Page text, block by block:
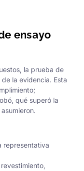
ensayo
la prueba de
la evidencia. Esta
qué superó la
representativa